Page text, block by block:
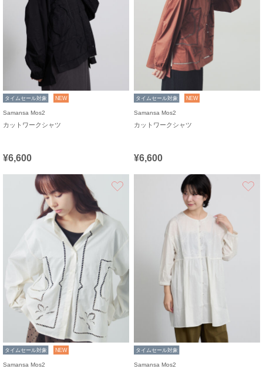
タイムセール対象 NEW
Samansa Mos2
カットワークシャツ
¥6,600
タイムセール対象 NEW
Samansa Mos2
カットワークシャツ
¥6,600
タイムセール対象 NEW
Samansa Mos2
タイムセール対象
Samansa Mos2